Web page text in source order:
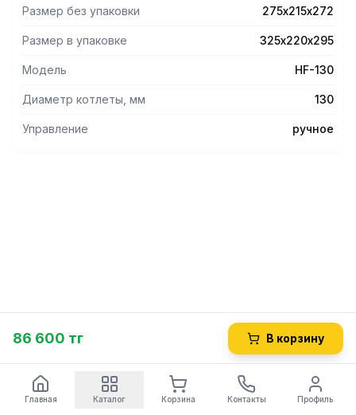
Размер без упаковки 275х215х272
Размер в упаковке 325х220х295
Модель HF-130
Диаметр котлеты, мм 130
Управление ручное
86 600 тг В корзину
Главная Каталог Корзина Контакты Профиль